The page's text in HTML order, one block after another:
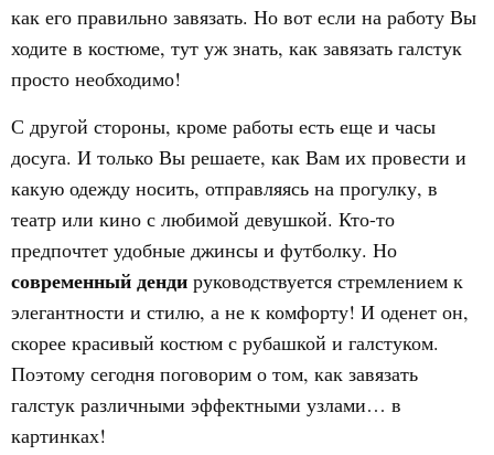
как его правильно завязать. Но вот если на работу Вы
ходите в костюме, тут уж знать, как завязать галстук
просто необходимо!
С другой стороны, кроме работы есть еще и часы
досуга. И только Вы решаете, как Вам их провести и
какую одежду носить, отправляясь на прогулку, в
театр или кино с любимой девушкой. Кто-то
предпочтет удобные джинсы и футболку. Но
современный денди руководствуется стремлением к
элегантности и стилю, а не к комфорту! И оденет он,
скорее красивый костюм с рубашкой и галстуком.
Поэтому сегодня поговорим о том, как завязать
галстук различными эффектными узлами… в
картинках!